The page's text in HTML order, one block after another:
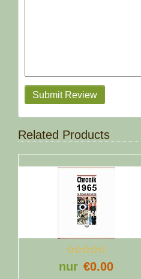
Submit Review
Related Products
nur €0.00